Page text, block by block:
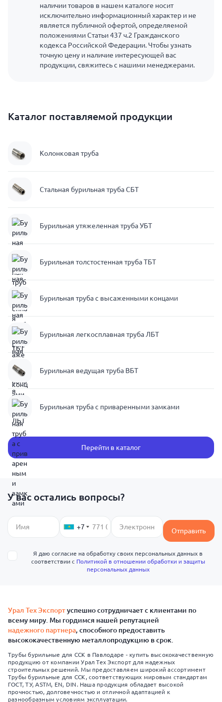
наличии товаров в нашем каталоге носит
исключительно информационный характер и не
является публичной офертой, определяемой
положениями Статьи 437 ч.2 Гражданского
кодекса Российской Федерации. Чтобы узнать
точную цену и наличие интересующей вас
продукции, свяжитесь с нашими менеджерами.
Каталог поставляемой продукции
Колонковая труба
Стальная бурильная труба СБТ
Бурильная утяжеленная труба УБТ
Бурильная толстостенная труба ТБТ
Бурильная труба с высаженными концами
Бурильная легкосплавная труба ЛБТ
Бурильная ведущая труба ВБТ
Бурильная труба с приваренными замками
Перейти в каталог
У вас остались вопросы?
+7 Отправить
Я даю согласие на обработку своих персональных данных в
соответствии с Политикой в отношении обработки и защиты
персональных данных
Урал Тех Экспортуспешно сотрудничает с клиентами по
всему миру. Мы гордимся нашей репутацией
надежного партнера, способного предоставить
высококачественную металлопродукцию в срок.
Трубы бурильные для ССК в Павлодаре - купить высококачественную
продукцию от компании Урал Тех Экспорт для надежных
строительных решений. Мы предоставляем широкий ассортимент
Трубы бурильные для ССК, соответствующих мировым стандартам
ГОСТ, ТУ, ASTM, EN, DIN. Наша продукция обладает высокой
прочностью, долговечностью и отличной адаптацией к
разнообразным условиям эксплуатации.